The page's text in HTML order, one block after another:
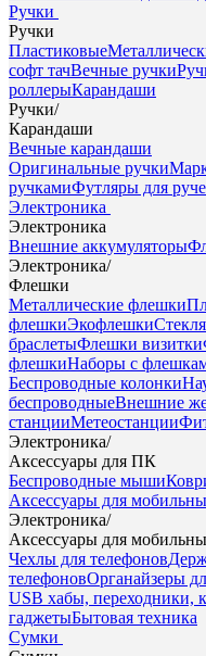
Ручки
Ручки
Пластиковые
софт тачВечные ручки
роллерыКарандаши
Ручки/
Карандаши
Вечные карандаши
Оригинальные ручки
ручкамиФутляры для
Электроника
Электроника
Внешние аккумуляторы
Электроника/
Флешки
Металлические флешки
флешкиЭкофлешки
браслетыФлешки визитки
флешкиНаборы с
Беспроводные колонки
беспроводныеВнешние
станцииМетеостанции
Электроника/
Аксессуары для ПК
Беспроводные мыши
Аксессуары для
Электроника/
Аксессуары для
Чехлы для телефонов
телефоновОрганайзеры
USB хабы, переходники,
гаджетыБытовая техника
Сумки